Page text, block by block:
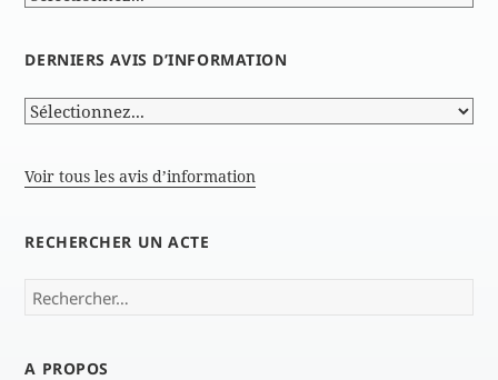
DERNIERS AVIS D’INFORMATION
Voir tous les avis d’information
RECHERCHER UN ACTE
Rechercher :
A PROPOS